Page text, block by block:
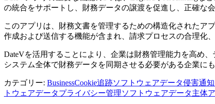
の統合をサポートし、財務データの譲渡を促進し、正確な
このアプリは、財務文書を管理するための構造化されたア
作成および送信する機能が含まれ、請求プロセスの合理化
DateVを活用することにより、企業は財務管理能力を高め
システム全体で財務データを同期させる必要がある企業にも
カテゴリー: BusinessCookie追跡ソフトウェアデータ侵害通
トウェアデータプライバシー管理ソフトウェアデータ主体